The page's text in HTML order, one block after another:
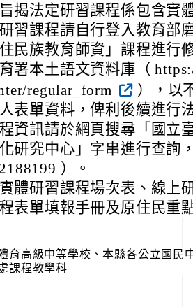
揭法定研習課程係包含實
習課程請自行登入教育部
住民族教育師資」課程進行
署本土語文資料庫（
regular_form
），以
表單資料，俾利後續進行
資訊請於網頁搜尋「國立
研究中心」字串進行查詢
）。
體研習課程場次表、線上
表單填報手冊及原住民重
育高級中等學校、本縣各公立國民
課程教學科